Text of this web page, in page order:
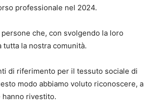
professionale nel 2024.
che, con svolgendo la loro
la nostra comunità.
di riferimento per il tessuto sociale di
modo abbiamo voluto riconoscere, a
hanno rivestito.